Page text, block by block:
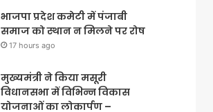
भाजपा प्रदेश कमेटी में पंजाबी
समाज को स्थान न मिलने पर रोष
17 hours ago
मुख्यमंत्री ने किया मसूरी
विधानसभा में विभिन्न विकास
योजनाओं का लोकार्पण –